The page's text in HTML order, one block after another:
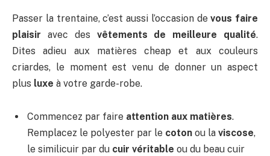
Passer la trentaine, c’est aussi l’occasion devous faire
plaisir avec des vêtements de meilleure qualité.
Dites adieu aux matières cheap et aux couleurs
criardes, le moment est venu de donner un aspect
plus luxe à votre garde-robe.
Commencez par faire attention aux matières.
Remplacez le polyester par le coton ou la viscose,
le similicuir par du cuir véritable ou du beau cuir